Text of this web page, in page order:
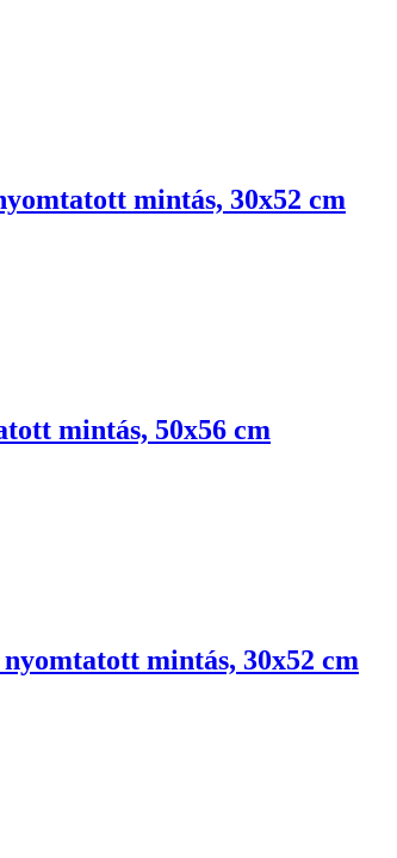
mintás, 30x52 cm
mintás, 50x56 cm
nyomtatott mintás, 30x52 cm